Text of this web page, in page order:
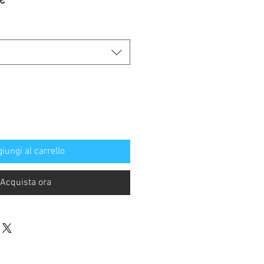
al carrello
Acquista ora